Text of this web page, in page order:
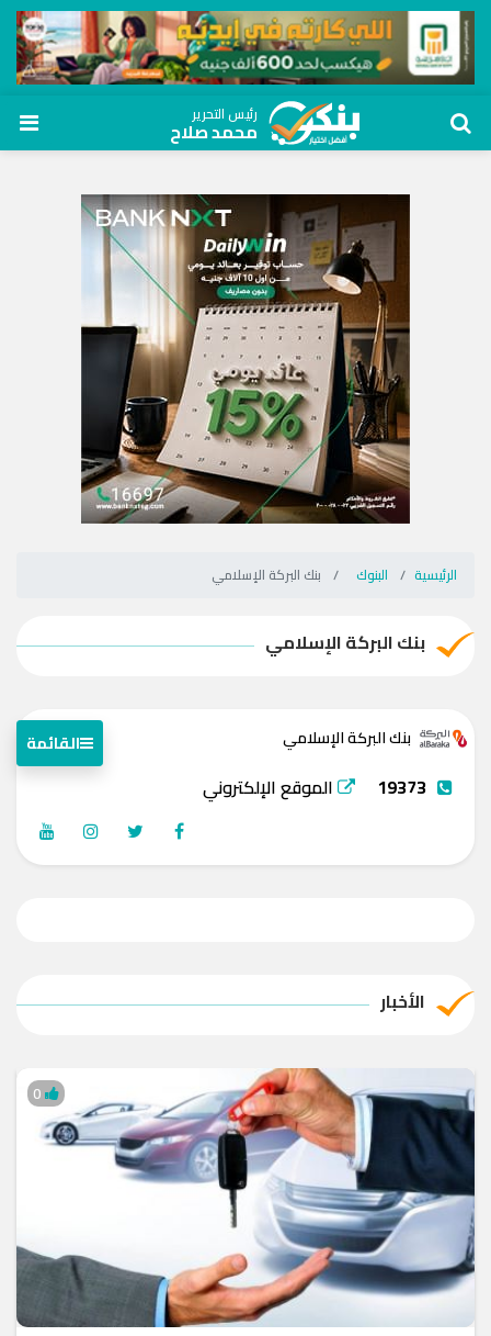
رئيس التحرير
محمد صلاح
الرئيسية البنوك بنك البركة الإسلامي
بنك البركة الإسلامي
بنك البركة الإسلامي القائمة
19373 الموقع الإلكتروني
الأخبار